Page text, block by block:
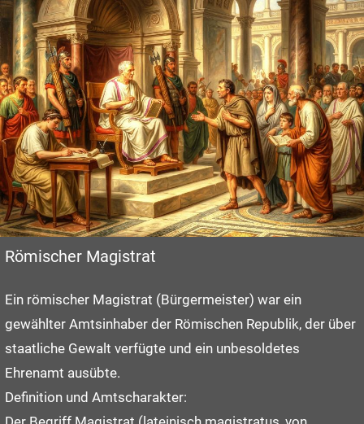
Römischer Magistrat
Ein römischer Magistrat (Bürgermeister) war ein
gewählter Amtsinhaber der Römischen Republik, der über
staatliche Gewalt verfügte und ein unbesoldetes
Ehrenamt ausübte.
Definition und Amtscharakter: